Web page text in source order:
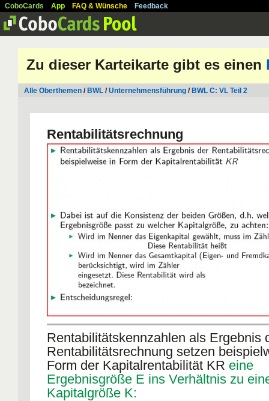
CoboCards App FAQ & Wünsche Feedback
Zu dieser Karteikarte gibt es einen
Alle Oberthemen / BWL /Unternehmensführung / BWL C: VL Teil 2
Rentabilitätsrechnung
Rentabilitätskennzahlen als Ergebnis
Rentabilitätsrechnung setzen
Form der Kapitalrentabilität KR eine
Ergebnisgröße E ins Verhältnis zu
Kapitalgröße K: